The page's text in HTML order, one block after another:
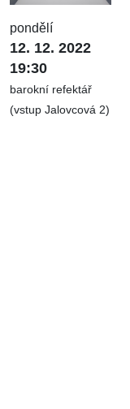
pondělí
12. 12. 2022
19:30
barokní refektář
(vstup Jalovcová 2)